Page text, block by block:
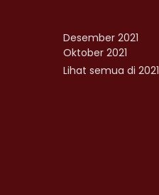
Desember 2021
Oktober 2021
Lihat semua di